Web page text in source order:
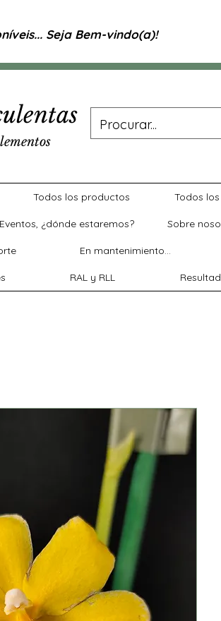
Seja Bem-vindo(a)!
Todos los productos Todos
Eventos, ¿dónde estaremos? Sobre
En mantenimiento...
RAL y RLL